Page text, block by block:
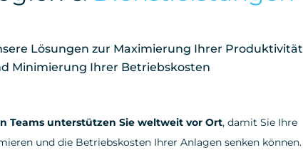
Lösungen zur Maximierung Ihrer Produktivität
Minimierung Ihrer Betriebskosten
Teams unterstützen Sie weltweit vor Ort, damit Sie Ihre
und die Betriebskosten Ihrer Anlagen senken können.